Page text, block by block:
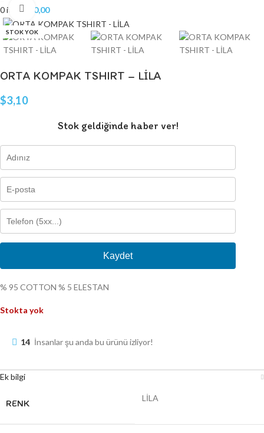
0items 0,00
STOK YOK
Click to enlarge
ORTA KOMPAK TSHIRT – LİLA
$3,10
Stok geldiğinde haber ver!
Kaydet
% 95 COTTON % 5 ELESTAN
Stokta yok
14 İnsanlar şu anda bu ürünü izliyor!
Ek bilgi
RENK LİLA